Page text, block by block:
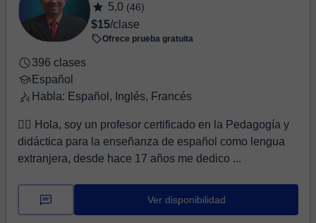
5,0 (46)
$15/clase
Ofrece prueba gratuita
396 clases
Español
Habla: Español, Inglés, Francés
🙋‍♂️ Hola, soy un profesor certificado en la Pedagogía y
didáctica para la enseñanza de español como lengua
extranjera, desde hace 17 años me dedico ...
Ver disponibilidad